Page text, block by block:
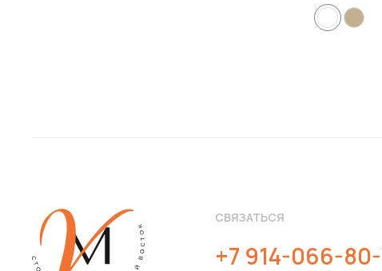
СВЯЗАТЬСЯ
+7 914-066-